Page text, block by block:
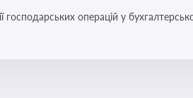
господарських операцій у